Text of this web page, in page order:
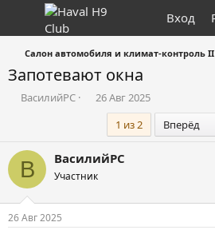
Вход
Салон автомобиля и климат-контроль II
Запотевают окна
А
р
т
м
ы
ВасилийРС
Д
н
ч
а
26 Авг 2025
1 из 2
Вперёд
В ВасилийРС
Участник
26 Авг 2025